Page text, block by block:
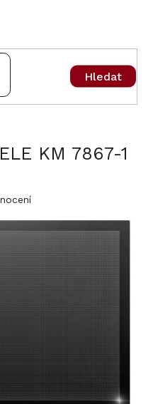
Hledat
KM 7867-1